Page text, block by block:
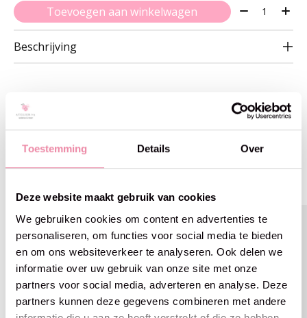
Toestemming Details Over
Deze website maakt gebruik van cookies
We gebruiken cookies om content en advertenties te
personaliseren, om functies voor social media te bieden
en om ons websiteverkeer te analyseren. Ook delen we
informatie over uw gebruik van onze site met onze
partners voor social media, adverteren en analyse. Deze
partners kunnen deze gegevens combineren met andere
Toevoegen aan winkelwagen Aantal:
Beschrijving
Gerelateerde producten